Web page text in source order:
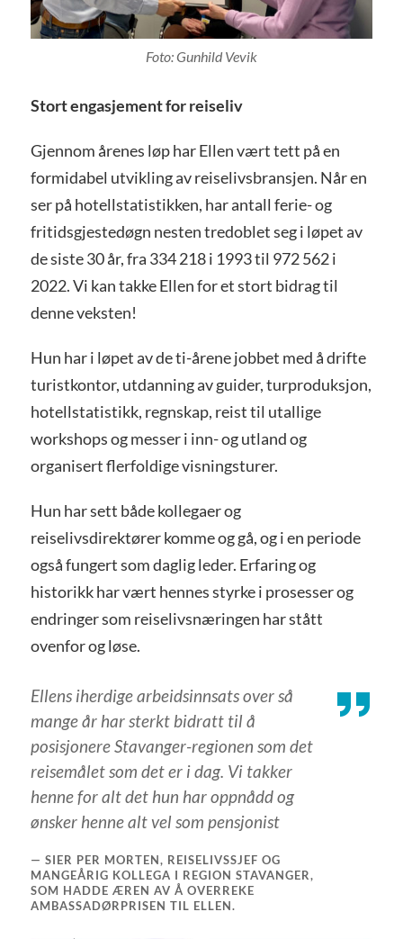
Foto: Gunhild Vevik
Stort engasjement for reiseliv
Gjennom årenes løp har Ellen vært tett på en
formidabel utvikling av reiselivsbransjen. Når en
ser på hotellstatistikken, har antall ferie- og
fritidsgjestedøgn nesten tredoblet seg i løpet av
de siste 30 år, fra 334 218 i 1993 til 972 562 i
2022. Vi kan takke Ellen for et stort bidrag til
denne veksten!
Hun har i løpet av de ti-årene jobbet med å drifte
turistkontor, utdanning av guider, turproduksjon,
hotellstatistikk, regnskap, reist til utallige
workshops og messer i inn- og utland og
organisert flerfoldige visningsturer.
Hun har sett både kollegaer og
reiselivsdirektører komme og gå, og i en periode
også fungert som daglig leder. Erfaring og
historikk har vært hennes styrke i prosesser og
endringer som reiselivsnæringen har stått
ovenfor og løse.
Ellens iherdige arbeidsinnsats over så
mange år har sterkt bidratt til å
posisjonere Stavanger-regionen som det
reisemålet som det er i dag. Vi takker
henne for alt det hun har oppnådd og
ønsker henne alt vel som pensjonist
SIER PER MORTEN, REISELIVSSJEF OG
MANGEÅRIG KOLLEGA I REGION STAVANGER,
SOM HADDE ÆREN AV Å OVERREKE
AMBASSADØRPRISEN TIL ELLEN.